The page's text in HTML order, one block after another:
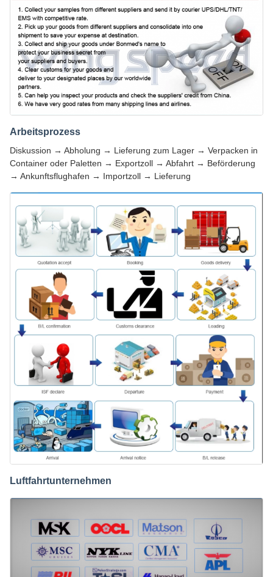
Arbeitsprozess
Diskussion → Abholung → Lieferung zum Lager → Verpacken in
Container oder Paletten → Exportzoll → Abfahrt → Beförderung
→ Ankunftsflughafen → Importzoll → Lieferung
Luftfahrtunternehmen